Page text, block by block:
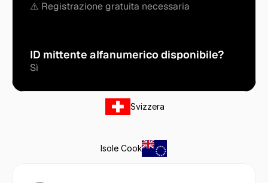
⚠️ Registrazione gratuita necessaria
ID mittente alfanumerico disponibile?
Sì
Svizzera
Isole Cook